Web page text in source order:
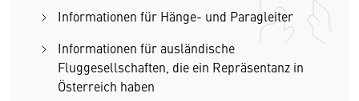
Informationen für Hänge- und Paragleiter
Informationen für ausländische
Fluggesellschaften, die ein Repräsentanz in
Österreich haben